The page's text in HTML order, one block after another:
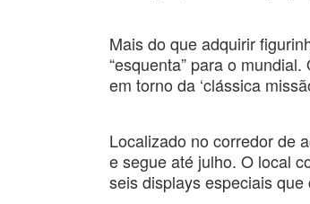
Mais do que adquirir
“esquenta” para o
em torno da ‘clássica
Localizado no corredor de
e segue até julho. O local
seis displays especiais